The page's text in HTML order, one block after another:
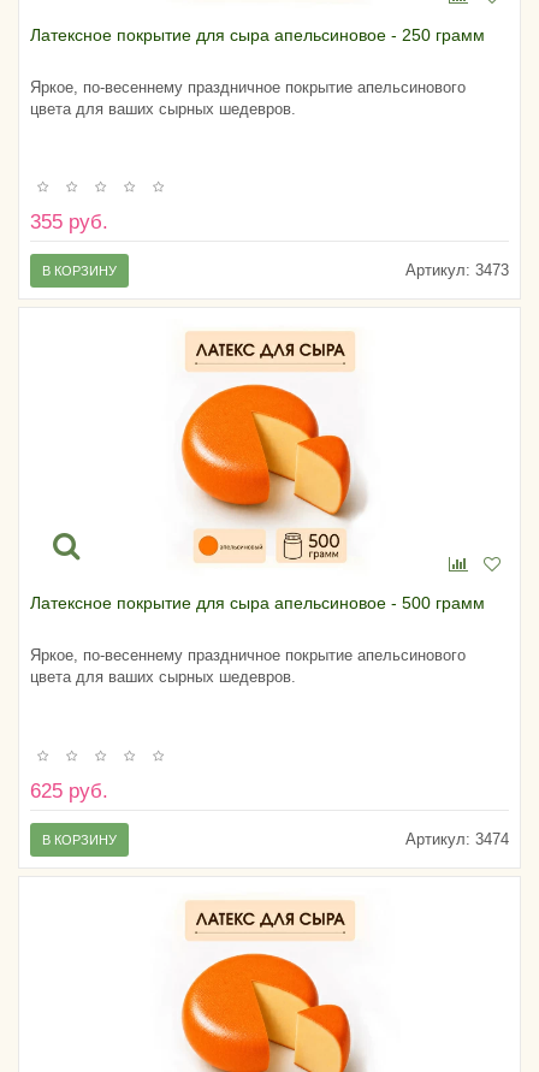
Латексное покрытие для сыра апельсиновое - 250 грамм
Яркое, по-весеннему праздничное покрытие апельсинового
цвета для ваших сырных шедевров.
355 руб.
Артикул: 3473
В КОРЗИНУ
Латексное покрытие для сыра апельсиновое - 500 грамм
Яркое, по-весеннему праздничное покрытие апельсинового
цвета для ваших сырных шедевров.
625 руб.
Артикул: 3474
В КОРЗИНУ